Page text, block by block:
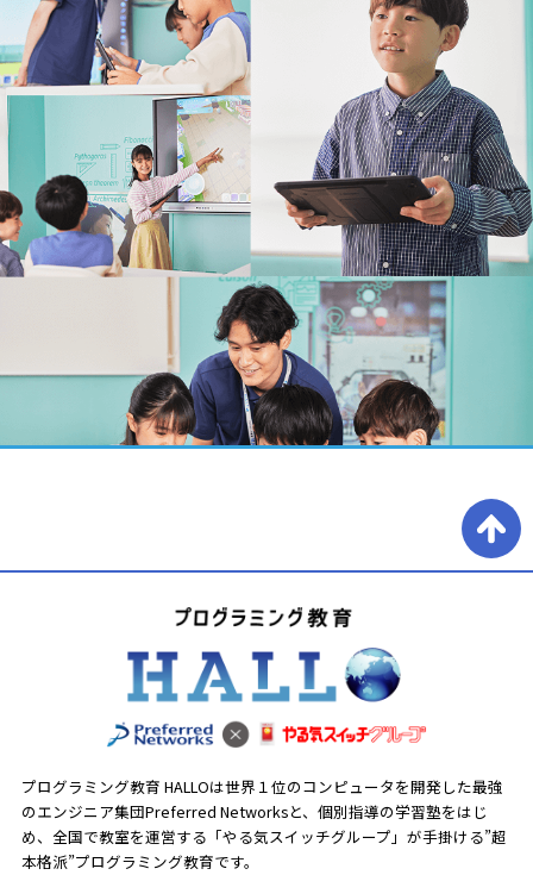
プログラミング教育 HALLOは世界１位のコンピュータを開発した最強
のエンジニア集団Preferred Networksと、 個別指導の学習塾をはじ
め、全国で教室を運営する「やる気スイッチグループ」が手掛ける”超
本格派”プログラミング教育です。